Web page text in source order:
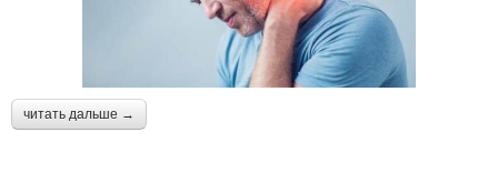
читать дальше →